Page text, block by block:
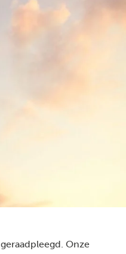
geraadpleegd. Onze